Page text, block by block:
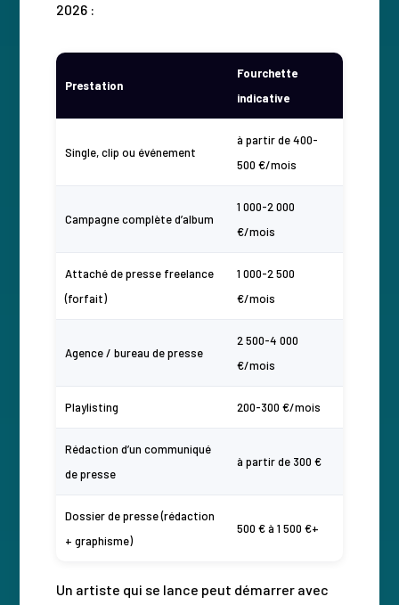
2026 :
Prestation
Fourchette
indicative
Single, clip ou événement
à partir de 400-
500 €/mois
Campagne complète d’album
1 000-2 000
€/mois
Attaché de presse freelance
(forfait)
1 000-2 500
€/mois
Agence / bureau de presse
2 500-4 000
€/mois
Playlisting 200-300 €/mois
Rédaction d’un communiqué
de presse
à partir de 300 €
Dossier de presse (rédaction
+ graphisme)
500 € à 1 500 €+
Un artiste qui se lance peut démarrer avec